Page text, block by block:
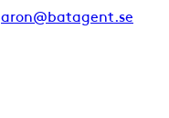
aron@batagent.se